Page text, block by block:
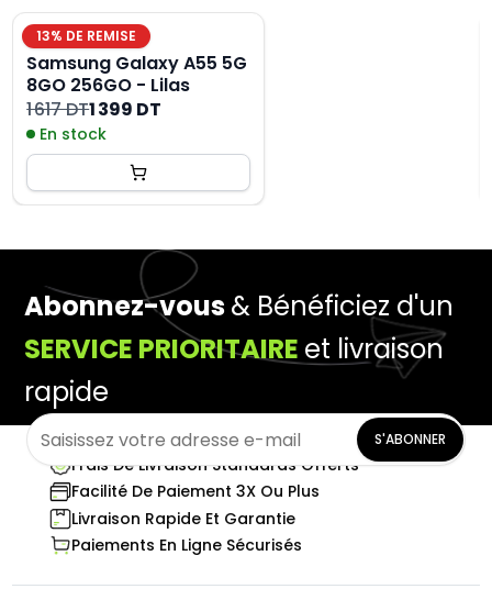
13% DE REMISE
Samsung Galaxy A55 5G
8GO 256GO - Lilas
1 617 DT1 399 DT
En stock
Abonnez-vous& Bénéficiez d'un
SERVICE PRIORITAIRE et livraison
rapide
S'ABONNER
Frais De Livraison Standards Offerts
Facilité De Paiement 3X Ou Plus
Livraison Rapide Et Garantie
Paiements En Ligne Sécurisés